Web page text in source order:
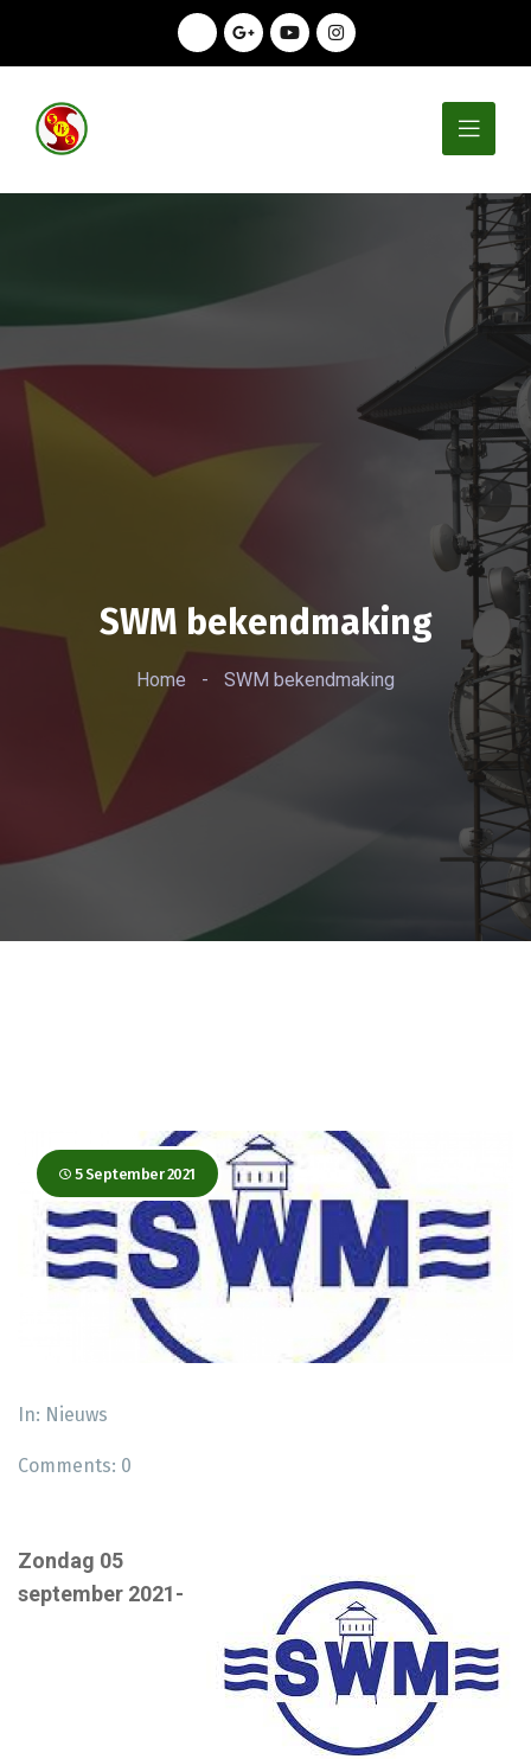
SWM bekendmaking
Home - SWM bekendmaking
5 September 2021
In: Nieuws
Comments: 0
Zondag 05
september 2021-